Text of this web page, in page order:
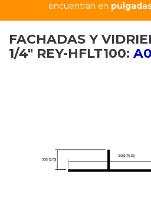
encuentran en
FACHADAS Y
1/4" REY-HFLT100: